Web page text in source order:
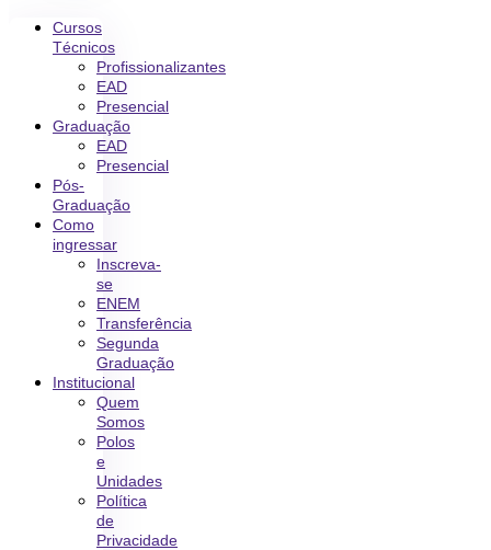
Cursos
Técnicos
Profissionalizantes
EAD
Presencial
Graduação
EAD
Presencial
Pós-
Graduação
Como
ingressar
Inscreva-
se
ENEM
Transferência
Segunda
Graduação
Institucional
Quem
Somos
Polos
e
Unidades
Política
de
Privacidade